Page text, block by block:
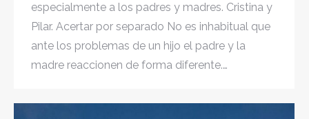
especialmente a los padres y madres. Cristina y
Pilar. Acertar por separado No es inhabitual que
ante los problemas de un hijo el padre y la
madre reaccionen de forma diferente.…